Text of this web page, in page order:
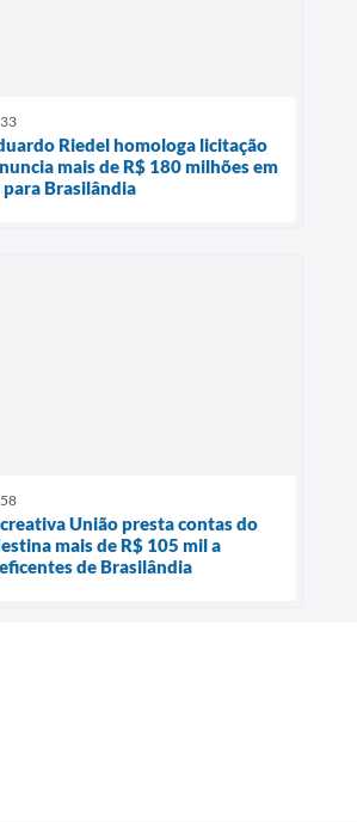
Riedel homologa licitação
mais de R$ 180 milhões em
Brasilândia
União presta contas do
mais de R$ 105 mil a
de Brasilândia